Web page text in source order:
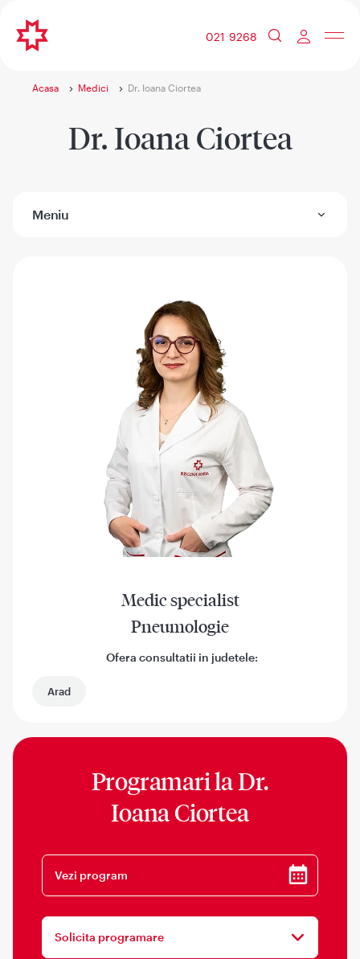
021 9268
Acasa Medici Dr. Ioana Ciortea
Dr. Ioana Ciortea
Meniu
Medic specialist
Pneumologie
Ofera consultatii in judetele:
Arad
Programari laDr.
Ioana Ciortea
Vezi program
Solicita programare